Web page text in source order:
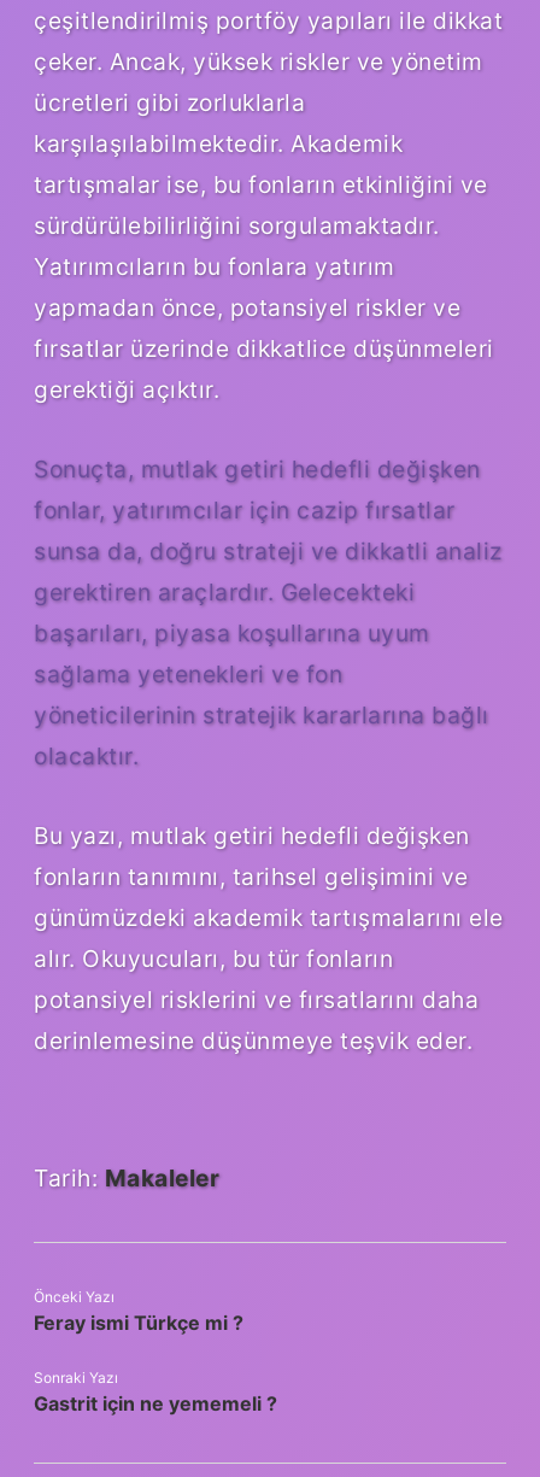
çeşitlendirilmiş portföy yapıları ile dikkat
çeker. Ancak, yüksek riskler ve yönetim
ücretleri gibi zorluklarla
karşılaşılabilmektedir. Akademik
tartışmalar ise, bu fonların etkinliğini ve
sürdürülebilirliğini sorgulamaktadır.
Yatırımcıların bu fonlara yatırım
yapmadan önce, potansiyel riskler ve
fırsatlar üzerinde dikkatlice düşünmeleri
gerektiği açıktır.
Sonuçta, mutlak getiri hedefli değişken
fonlar, yatırımcılar için cazip fırsatlar
sunsa da, doğru strateji ve dikkatli analiz
gerektiren araçlardır. Gelecekteki
başarıları, piyasa koşullarına uyum
sağlama yetenekleri ve fon
yöneticilerinin stratejik kararlarına bağlı
olacaktır.
Bu yazı, mutlak getiri hedefli değişken
fonların tanımını, tarihsel gelişimini ve
günümüzdeki akademik tartışmalarını ele
alır. Okuyucuları, bu tür fonların
potansiyel risklerini ve fırsatlarını daha
derinlemesine düşünmeye teşvik eder.
Tarih: Makaleler
Önceki Yazı
Feray ismi Türkçe mi ?
Sonraki Yazı
Gastrit için ne yememeli ?